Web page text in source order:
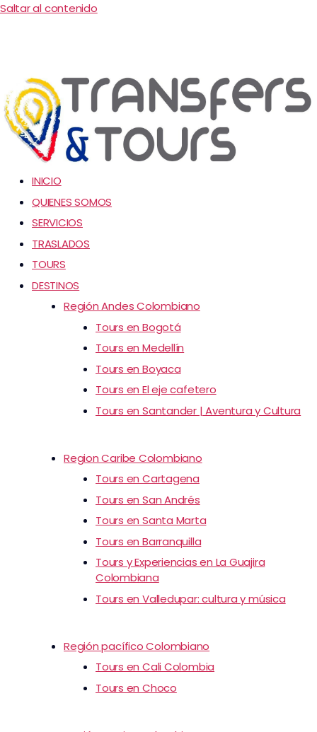
Saltar al contenido
INICIO
QUIENES SOMOS
SERVICIOS
TRASLADOS
TOURS
DESTINOS
Región Andes Colombiano
Tours en Bogotá
Tours en Medellín
Tours en Boyaca
Tours en El eje cafetero
Tours en Santander | Aventura y Cultura
Region Caribe Colombiano
Tours en Cartagena
Tours en San Andrés
Tours en Santa Marta
Tours en Barranquilla
Tours y Experiencias en La Guajira
Colombiana
Tours en Valledupar: cultura y música
Región pacífico Colombiano
Tours en Cali Colombia
Tours en Choco